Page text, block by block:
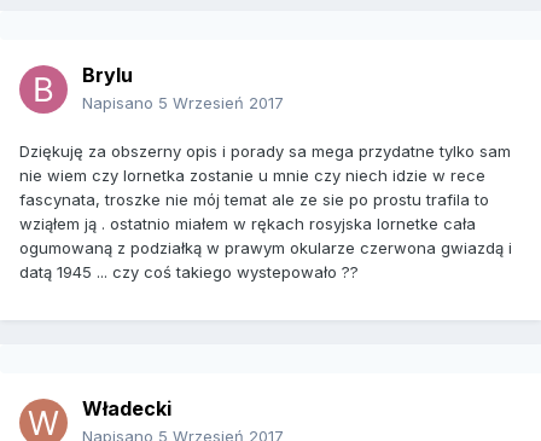
Brylu
Napisano 5 Wrzesień 2017
Dziękuję za obszerny opis i porady sa mega przydatne tylko sam
nie wiem czy lornetka zostanie u mnie czy niech idzie w rece
fascynata, troszke nie mój temat ale ze sie po prostu trafila to
wziąłem ją . ostatnio miałem w rękach rosyjska lornetke cała
ogumowaną z podziałką w prawym okularze czerwona gwiazdą i
datą 1945 ... czy coś takiego wystepowało ??
Władecki
Napisano 5 Wrzesień 2017